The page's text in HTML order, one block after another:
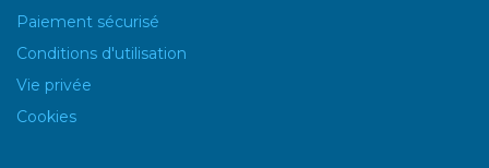
Paiement sécurisé
Conditions d'utilisation
Vie privée
Cookies